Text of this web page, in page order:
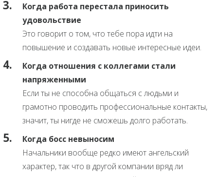
Когда работа перестала приносить
удовольствие
Это говорит о том, что тебе пора идти на
повышение и создавать новые интересные идеи.
Когда отношения с коллегами стали
напряженными
Если ты не способна общаться с людьми и
грамотно проводить профессиональные контакты,
значит, ты нигде не сможешь долго работать.
Когда босс невыносим
Начальники вообще редко имеют ангельский
характер, так что в другой компании вряд ли